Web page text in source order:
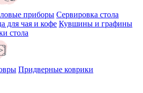
приборы Сервировка стола
для чая и кофе Кувшины и графины
стола
Придверные коврики